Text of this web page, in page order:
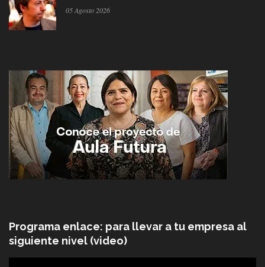
05 Agosto 2026
Programa enlace: para llevar a tu empresa al
siguiente nivel (video)